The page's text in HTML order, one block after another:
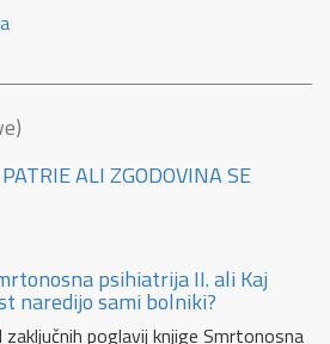
ALI ZGODOVINA SE
psihiatrija II. ali Kaj
naredijo sami bolniki?
zaključnih poglavij knjige Smrtonosna